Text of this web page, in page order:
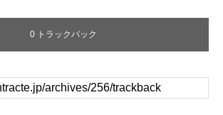
0 トラックバック